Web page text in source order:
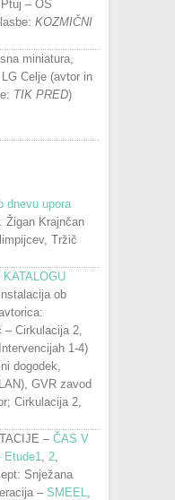
– OŠ
KOZMIČNI
miniatura,
Celje (avtor in
TIK PRED)
dnevu upora
Žigan Krajnčan
Tržič
ob
– Cirkulacija 2,
1-4)
dogodek,
GVR zavod
Cirkulacija 2,
– ČAS V
Etude1 2
Snježana
– SMEEL